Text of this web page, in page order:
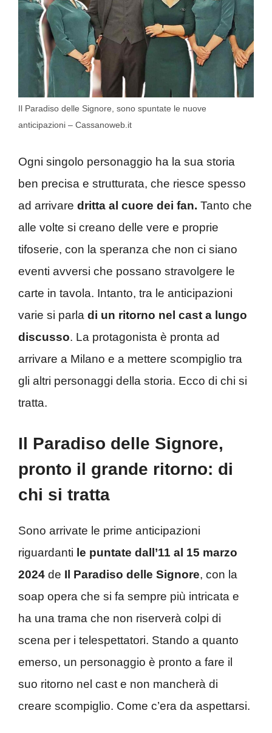
Il Paradiso delle Signore, sono spuntate le nuove
anticipazioni – Cassanoweb.it
Ogni singolo personaggio ha la sua storia
ben precisa e strutturata, che riesce spesso
ad arrivare dritta al cuore dei fan. Tanto che
alle volte si creano delle vere e proprie
tifoserie, con la speranza che non ci siano
eventi avversi che possano stravolgere le
carte in tavola. Intanto, tra le anticipazioni
varie si parla di un ritorno nel cast a lungo
discusso. La protagonista è pronta ad
arrivare a Milano e a mettere scompiglio tra
gli altri personaggi della storia. Ecco di chi si
tratta.
Il Paradiso delle Signore,
pronto il grande ritorno: di
chi si tratta
Sono arrivate le prime anticipazioni
riguardanti le puntate dall’11 al 15 marzo
2024 de Il Paradiso delle Signore, con la
soap opera che si fa sempre più intricata e
ha una trama che non riserverà colpi di
scena per i telespettatori. Stando a quanto
emerso, un personaggio è pronto a fare il
suo ritorno nel cast e non mancherà di
creare scompiglio. Come c’era da aspettarsi.